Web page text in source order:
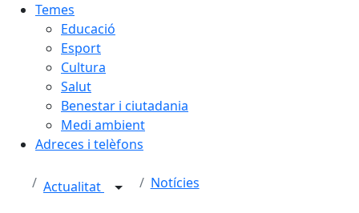
Temes
Educació
Esport
Cultura
Salut
Benestar i ciutadania
Medi ambient
Adreces i telèfons
Actualitat Notícies